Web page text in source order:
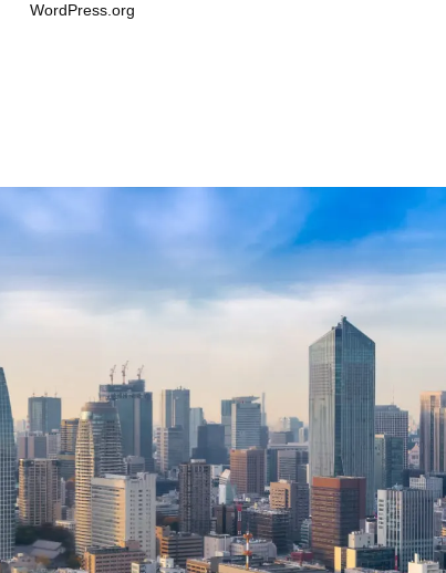
WordPress.org